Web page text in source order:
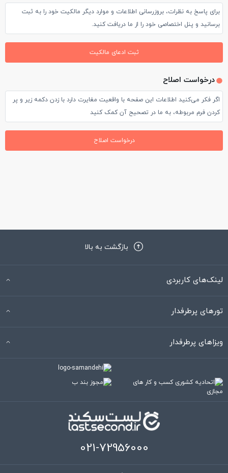
برای پاسخ به نظرات، بروزرسانی اطلاعات و موارد دیگر مالکیت خود را به ثبت
برسانید و پنل اختصاصی خود را از ما دریافت کنید.
ثبت ادعای مالکیت
درخواست اصلاح
اگر فکر می‌کنید اطلاعات این صفحه با واقعیت مغایرت دارد با زدن دکمه زیر و پر
کردن فرم مربوطه، به ما در تصحیح آن کمک کنید
درخواست اصلاح
بازگشت به بالا
لینک‌های کاربردی
تورهای پرطرفدار
ویزاهای پرطرفدار
021-72956000